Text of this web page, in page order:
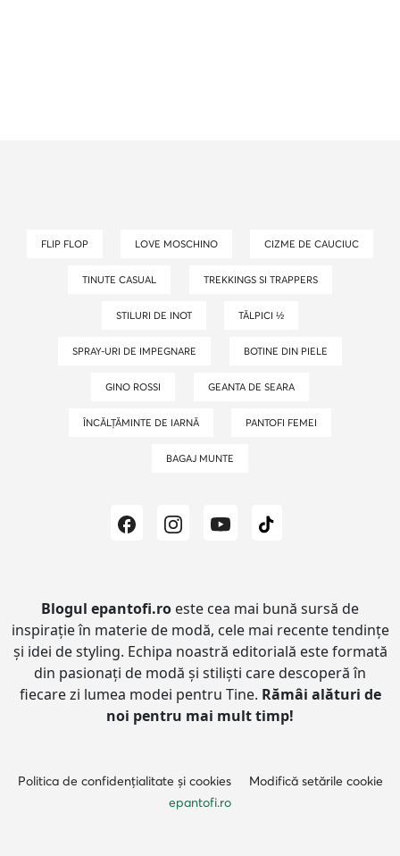
FLIP FLOP LOVE MOSCHINO CIZME DE CAUCIUC
TINUTE CASUAL TREKKINGS SI TRAPPERS
STILURI DE INOT TĂLPICI ½
SPRAY-URI DE IMPEGNARE BOTINE DIN PIELE
GINO ROSSI GEANTA DE SEARA
ÎNCĂLȚĂMINTE DE IARNĂ PANTOFI FEMEI
BAGAJ MUNTE
Blogul epantofi.ro este cea mai bună sursă de
inspirație în materie de modă, cele mai recente tendințe
și idei de styling. Echipa noastră editorială este formată
din pasionați de modă și stiliști care descoperă în
fiecare zi lumea modei pentru Tine. Rămâi alături de
noi pentru mai mult timp!
Politica de confidențialitate și cookies
Modifică setările cookie
epantofi.ro